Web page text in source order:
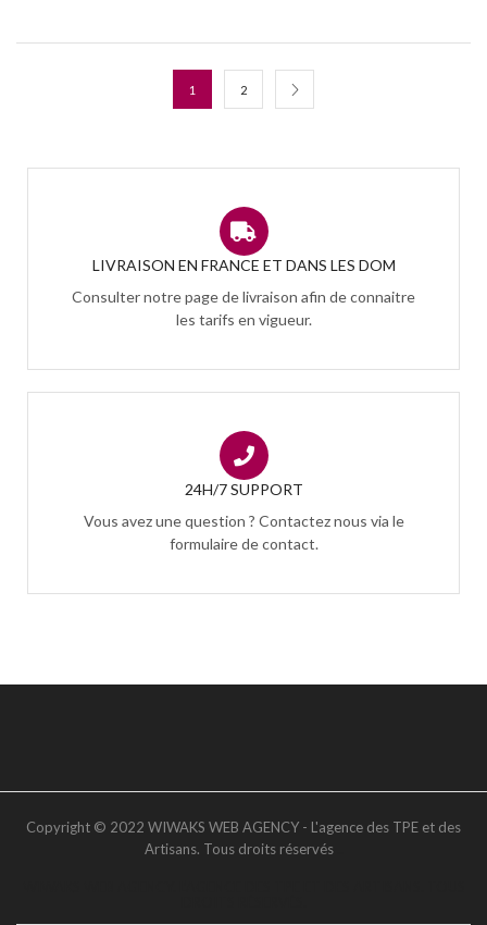
1 2
LIVRAISON EN FRANCE ET DANS LES DOM
Consulter notre page de livraison afin de connaitre
les tarifs en vigueur.
24H/7 SUPPORT
Vous avez une question ? Contactez nous via le
formulaire de contact.
Copyright © 2022 WIWAKS WEB AGENCY - L'agence des TPE et des
Artisans. Tous droits réservés